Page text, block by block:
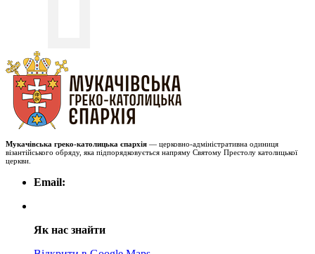
Мукачівська греко-католицька єпархія — церковно-адміністративна одиниця
візантійського обряду, яка підпорядковується напряму Святому Престолу католицької
церкви.
Email:
Як нас знайти